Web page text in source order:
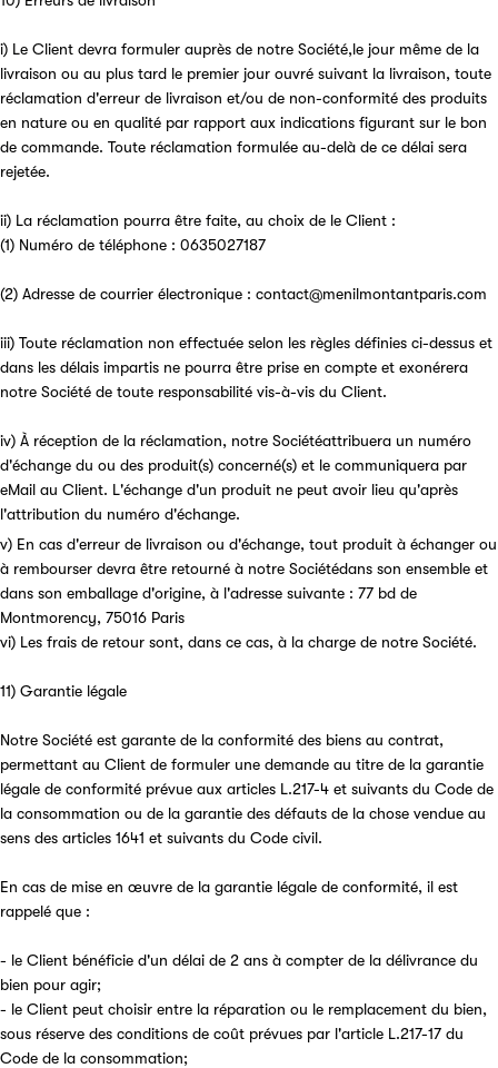
i) Le Client devra formuler auprès de notre Société,le jour même de la
livraison ou au plus tard le premier jour ouvré suivant la livraison, toute
réclamation d'erreur de livraison et/ou de non-conformité des produits
en nature ou en qualité par rapport aux indications figurant sur le bon
de commande. Toute réclamation formulée au-delà de ce délai sera
rejetée.
ii) La réclamation pourra être faite, au choix de le Client :
(1) Numéro de téléphone : 0635027187
(2) Adresse de courrier électronique : contact@menilmontantparis.com
iii) Toute réclamation non effectuée selon les règles définies ci-dessus et
dans les délais impartis ne pourra être prise en compte et exonérera
notre Société de toute responsabilité vis-à-vis du Client.
iv) À réception de la réclamation, notre Sociétéattribuera un numéro
d'échange du ou des produit(s) concerné(s) et le communiquera par
eMail au Client. L'échange d'un produit ne peut avoir lieu qu'après
l'attribution du numéro d'échange.
v) En cas d'erreur de livraison ou d'échange, tout produit à échanger ou
à rembourser devra être retourné à notre Sociétédans son ensemble et
dans son emballage d'origine, à l'adresse suivante : 77 bd de
Montmorency, 75016 Paris
vi) Les frais de retour sont, dans ce cas, à la charge de notre Société.
11) Garantie légale
Notre Société est garante de la conformité des biens au contrat,
permettant au Client de formuler une demande au titre de la garantie
légale de conformité prévue aux articles L.217-4 et suivants du Code de
la consommation ou de la garantie des défauts de la chose vendue au
sens des articles 1641 et suivants du Code civil.
En cas de mise en œuvre de la garantie légale de conformité, il est
rappelé que :
- le Client bénéficie d'un délai de 2 ans à compter de la délivrance du
bien pour agir;
- le Client peut choisir entre la réparation ou le remplacement du bien,
sous réserve des conditions de coût prévues par l'article L.217-17 du
Code de la consommation;